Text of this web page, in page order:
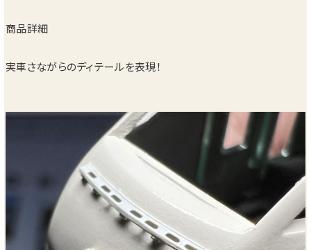
商品詳細
実車さながらのディテールを表現！